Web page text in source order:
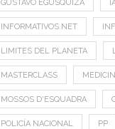
GUSTAVO EGUSQUIZA
INFORMATIVOS.NET
LIMITES DEL PLANETA
MASTERCLASS
MOSSOS D'ESQUADRA
POLICÍA NACIONAL PP